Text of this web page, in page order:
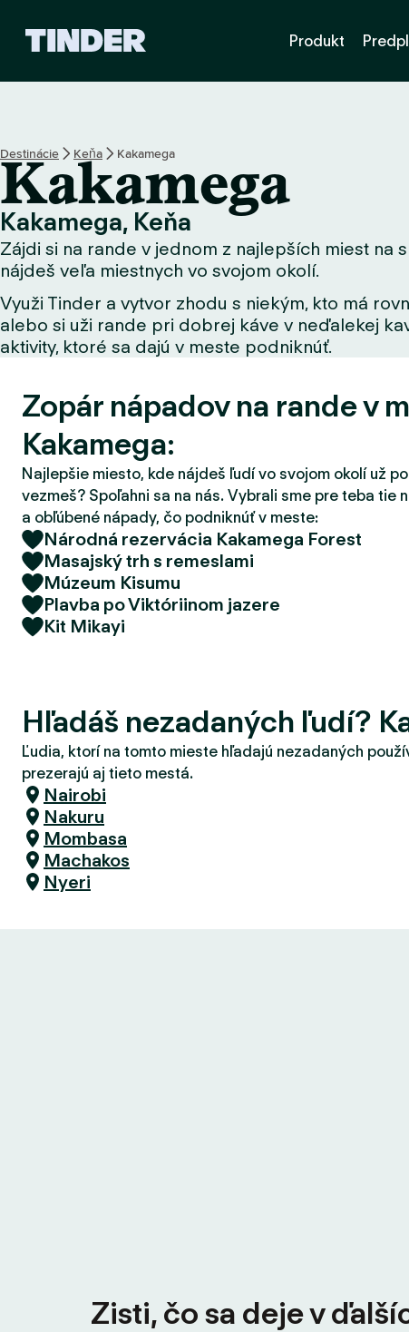
k
á
r
a
z
o
v
k
a
T
n
d
e
r
Produkt
Destinácie Keňa Kakamega
Kakamega
Kakamega, Keňa
Zájdi si na rande v jednom z najlepších miest na
nájdeš veľa miestnych vo svojom okolí.
Využi Tinder a vytvor zhodu s niekým, kto má
alebo si uži rande pri dobrej káve v neďalekej
aktivity, ktoré sa dajú v meste podniknúť.
Zopár nápadov na rande v
Kakamega:
Najlepšie miesto, kde nájdeš ľudí vo svojom okolí už
vezmeš? Spoľahni sa na nás. Vybrali sme pre teba tie
a obľúbené nápady, čo podniknúť v meste:
Národná rezervácia Kakamega Forest
Masajský trh s remeslami
Múzeum Kisumu
Plavba po Viktóriinom jazere
Kit Mikayi
Hľadáš nezadaných ľudí?
Ľudia, ktorí na tomto mieste hľadajú nezadaných
prezerajú aj tieto mestá.
Nairobi
Nakuru
Mombasa
Machakos
Nyeri
Zisti, čo sa deje v